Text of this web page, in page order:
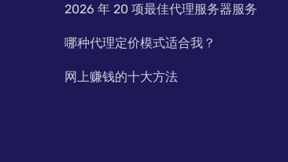
2026 年 20 项最佳代理服务器服务
哪种代理定价模式适合我？
网上赚钱的十大方法